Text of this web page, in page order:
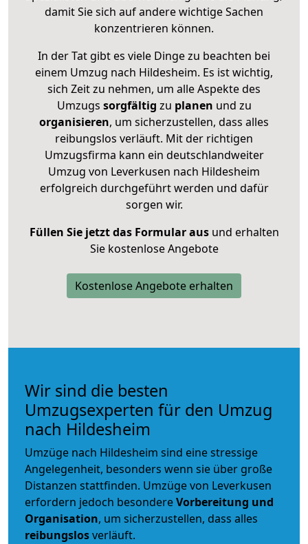
damit Sie sich auf andere wichtige Sachen
konzentrieren können.
In der Tat gibt es viele Dinge zu beachten bei
einem Umzug nach Hildesheim. Es ist wichtig,
sich Zeit zu nehmen, um alle Aspekte des
Umzugs sorgfältig zu planen und zu
organisieren, um sicherzustellen, dass alles
reibungslos verläuft. Mit der richtigen
Umzugsfirma kann ein deutschlandweiter
Umzug von Leverkusen nach Hildesheim
erfolgreich durchgeführt werden und dafür
sorgen wir.
Füllen Sie jetzt das Formular ausund erhalten
Sie kostenlose Angebote
Kostenlose Angebote erhalten
Wir sind die besten
Umzugsexperten für den Umzug
nach Hildesheim
Umzüge nach Hildesheim sind eine stressige
Angelegenheit, besonders wenn sie über große
Distanzen stattfinden. Umzüge von Leverkusen
erfordern jedoch besondereVorbereitung und
Organisation, um sicherzustellen, dass alles
reibungslosverläuft.